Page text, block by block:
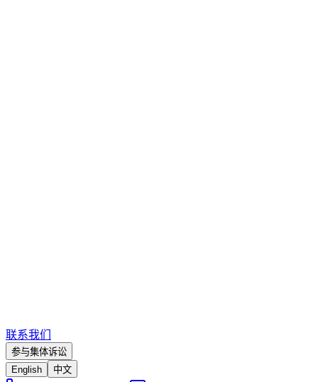
联系我们
参与集体诉讼
English
中文